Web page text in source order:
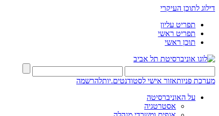
דילוג לתוכן העיקרי
תפריט עליון
תפריט ראשי
תוכן ראשי
מערכת פניותאזור אישי לסטודנטים.יותלהרשמה
על האוניברסיטה
אסטרטגיה